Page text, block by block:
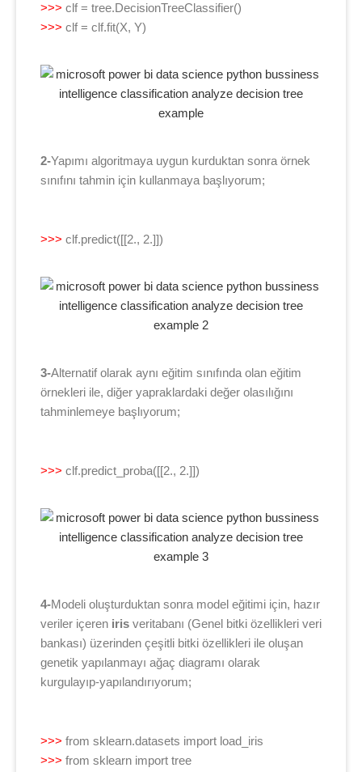
>>> clf = tree.DecisionTreeClassifier()
>>> clf = clf.fit(X, Y)
2-Yapımı algoritmaya uygun kurduktan sonra örnek
sınıfını tahmin için kullanmaya başlıyorum;
>>> clf.predict([[2., 2.]])
3-Alternatif olarak aynı eğitim sınıfında olan eğitim
örnekleri ile, diğer yapraklardaki değer olasılığını
tahminlemeye başlıyorum;
>>> clf.predict_proba([[2., 2.]])
4-Modeli oluşturduktan sonra model eğitimi için, hazır
veriler içeren iris veritabanı (Genel bitki özellikleri veri
bankası) üzerinden çeşitli bitki özellikleri ile oluşan
genetik yapılanmayı ağaç diagramı olarak
kurgulayıp-yapılandırıyorum;
>>> from sklearn.datasets import load_iris
>>> from sklearn import tree